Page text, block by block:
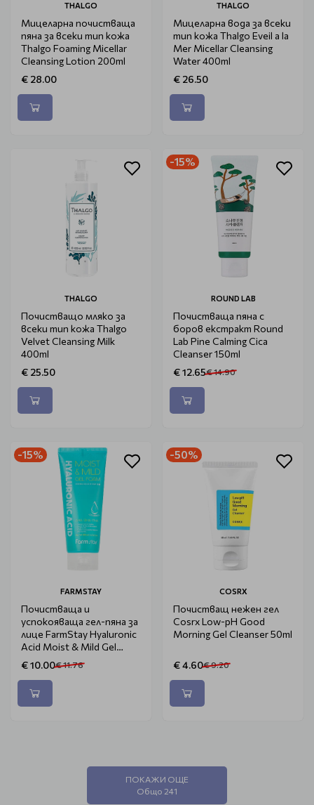
THALGO
Мицеларна почистваща
пяна за всеки тип кожа
Thalgo Foaming Micellar
Cleansing Lotion 200ml
€ 28.00
THALGO
Мицеларна вода за всеки
тип кожа Thalgo Eveil a la
Mer Micellar Cleansing
Water 400ml
€ 26.50
THALGO
Почистващо мляко за
всеки тип кожа Thalgo
Velvet Cleansing Milk
400ml
€ 25.50
-15%
ROUND LAB
Почистваща пяна с
боров екстракт Round
Lab Pine Calming Cica
Cleanser 150ml
€ 12.65€ 14.90
-15%
FARMSTAY
Почистваща и
успокояваща гел-пяна за
лице FarmStay Hyaluronic
Acid Moist & Mild Gel
Foam 200ml
€ 10.00€ 11.76
-50%
COSRX
Почистващ нежен гел
Cosrx Low-pH Good
Morning Gel Cleanser 50ml
€ 4.60€ 9.20
ПОКАЖИ ОЩЕ
Общо 241